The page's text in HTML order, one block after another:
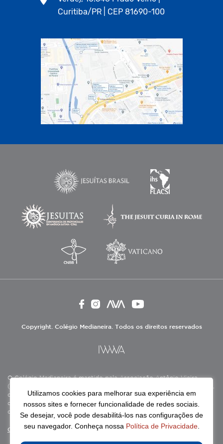
Curitiba/PR | CEP 81690-100
Copyright. Colégio Medianeira. Todos os direitos reservados
O Colégio Medianeira é mantido pela Associação Antônio Vieira
(ASAV), instituição de direito privado sem fins lucrativos, filantrópica,
de natureza educativa, cultural, assistencial e beneficente, certificada
como Entidade Beneficente de Assistência Social (CEBAS), nas áreas
de educação e assistência social.
Continue lendo
Utilizamos cookies para melhorar sua experiência em
nossos sites e fornecer funcionalidade de redes sociais.
Se desejar, você pode desabilitá-los nas configurações de
seu navegador. Conheça nossa Política de Privacidade.